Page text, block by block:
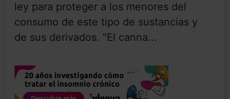
ley para proteger a los menores del
consumo de este tipo de sustancias y
de sus derivados. "El canna...